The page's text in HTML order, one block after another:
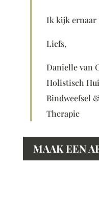
Ik kijk ernaar
Liefs,
Danielle van
Holistisch
Bindweefsel
Therapie
MAAK EEN